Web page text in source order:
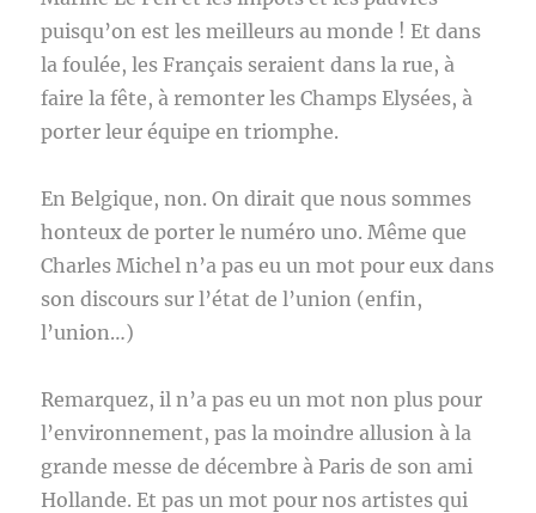
puisqu’on est les meilleurs au monde ! Et dans
la foulée, les Français seraient dans la rue, à
faire la fête, à remonter les Champs Elysées, à
porter leur équipe en triomphe.
En Belgique, non. On dirait que nous sommes
honteux de porter le numéro uno. Même que
Charles Michel n’a pas eu un mot pour eux dans
son discours sur l’état de l’union (enfin,
l’union…)
Remarquez, il n’a pas eu un mot non plus pour
l’environnement, pas la moindre allusion à la
grande messe de décembre à Paris de son ami
Hollande. Et pas un mot pour nos artistes qui